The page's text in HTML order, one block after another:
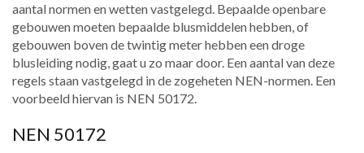
aantal normen en wetten vastgelegd. Bepaalde openbare
gebouwen moeten bepaalde blusmiddelen hebben, of
gebouwen boven de twintig meter hebben een droge
blusleiding nodig, gaat u zo maar door. Een aantal van deze
regels staan vastgelegd in de zogeheten NEN-normen. Een
voorbeeld hiervan is NEN 50172.
NEN 50172